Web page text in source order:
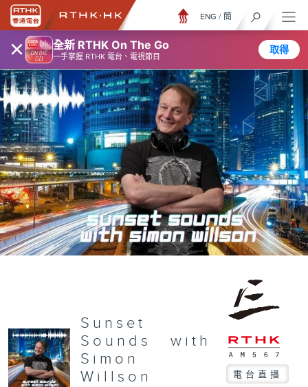
× 全新 RTHK On The Go
一手掌握 RTHK 電台、電視節目
取得
ENG / 簡
Sunset
Sounds with
Simon
Willson
電台直播